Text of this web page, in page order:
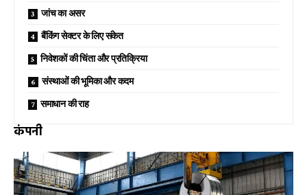
जांच का असर
बैंकिंग सेक्टर के लिए संकेत
निवेशकों की चिंता और प्रतिक्रिया
संस्थाओं की भूमिका और कदम
समाधान की राह
कंपनी